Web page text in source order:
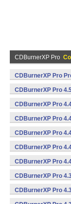
CDBurnerXP Pro
CDBurnerXP Pro
CDBurnerXP Pro
CDBurnerXP Pro
CDBurnerXP Pro
CDBurnerXP Pro
CDBurnerXP Pro
CDBurnerXP Pro
CDBurnerXP Pro
CDBurnerXP Pro